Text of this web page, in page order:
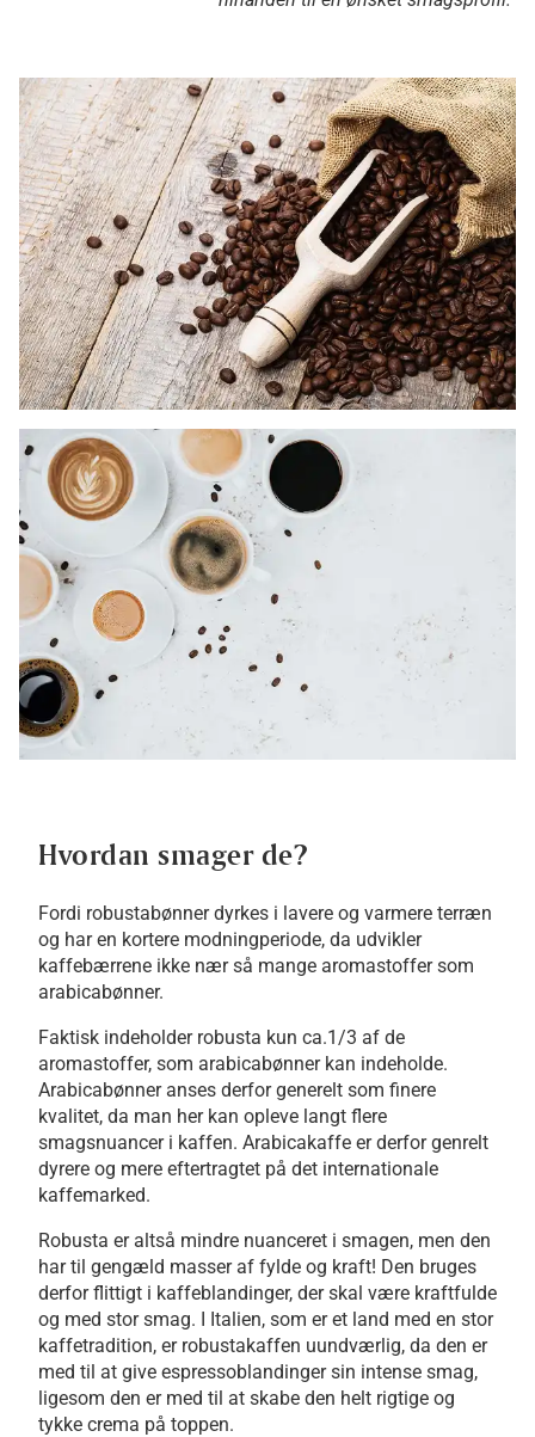
Hvordan smager de?
Fordi robustabønner dyrkes i lavere og varmere terræn
og har en kortere modningperiode, da udvikler
kaffebærrene ikke nær så mange aromastoffer som
arabicabønner.
Faktisk indeholder robusta kun ca.1/3 af de
aromastoffer, som arabicabønner kan indeholde.
Arabicabønner anses derfor generelt som finere
kvalitet, da man her kan opleve langt flere
smagsnuancer i kaffen. Arabicakaffe er derfor genrelt
dyrere og mere eftertragtet på det internationale
kaffemarked.
Robusta er altså mindre nuanceret i smagen, men den
har til gengæld masser af fylde og kraft! Den bruges
derfor flittigt i kaffeblandinger, der skal være kraftfulde
og med stor smag. I Italien, som er et land med en stor
kaffetradition, er robustakaffen uundværlig, da den er
med til at give espressoblandinger sin intense smag,
ligesom den er med til at skabe den helt rigtige og
tykke crema på toppen.